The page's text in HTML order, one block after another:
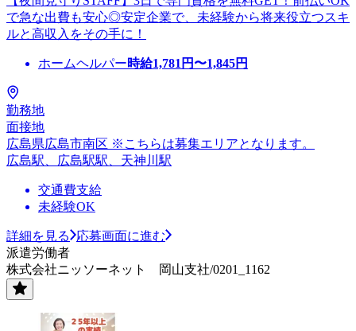
で急な出費も安心◎安定企業で、未経験から将来役立つスキ
ルと高収入をその手に！
ホームヘルパー時給1,781 円〜1,845円
勤務地
面接地
広島県広島市南区 ※こちらは募集エリアとなります。
広島駅、広島駅駅、天神川駅
交通費支給
未経験OK
詳細を見る
応募画面に進む
派遣労働者
株式会社ニッソーネット 岡山支社/0201_1162